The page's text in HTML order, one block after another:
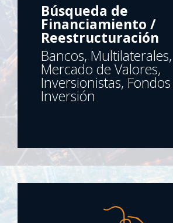
Búsqueda de
Financiamiento /
Reestructuración
Bancos, Multilaterales,
Mercado de Valores,
Inversionistas,
Inversión